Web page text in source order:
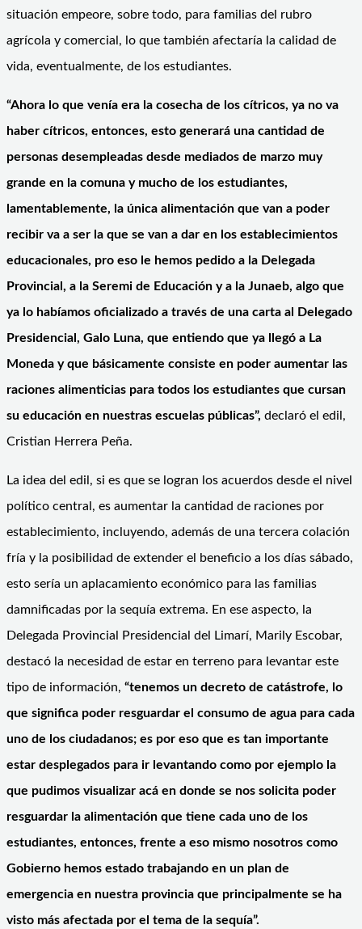
situación empeore, sobre todo, para familias del rubro
agrícola y comercial, lo que también afectaría la calidad de
vida, eventualmente, de los estudiantes.
“Ahora lo que venía era la cosecha de los cítricos, ya no va
haber cítricos, entonces, esto generará una cantidad de
personas desempleadas desde mediados de marzo muy
grande en la comuna y mucho de los estudiantes,
lamentablemente, la única alimentación que van a poder
recibir va a ser la que se van a dar en los establecimientos
educacionales, pro eso le hemos pedido a la Delegada
Provincial, a la Seremi de Educación y a la Junaeb, algo que
ya lo habíamos oficializado a través de una carta al Delegado
Presidencial, Galo Luna, que entiendo que ya llegó a La
Moneda y que básicamente consiste en poder aumentar las
raciones alimenticias para todos los estudiantes que cursan
su educación en nuestras escuelas públicas”, declaró el edil,
Cristian Herrera Peña.
La idea del edil, si es que se logran los acuerdos desde el nivel
político central, es aumentar la cantidad de raciones por
establecimiento, incluyendo, además de una tercera colación
fría y la posibilidad de extender el beneficio a los días sábado,
esto sería un aplacamiento económico para las familias
damnificadas por la sequía extrema. En ese aspecto, la
Delegada Provincial Presidencial del Limarí, Marily Escobar,
destacó la necesidad de estar en terreno para levantar este
tipo de información, “tenemos un decreto de catástrofe, lo
que significa poder resguardar el consumo de agua para cada
uno de los ciudadanos; es por eso que es tan importante
estar desplegados para ir levantando como por ejemplo la
que pudimos visualizar acá en donde se nos solicita poder
resguardar la alimentación que tiene cada uno de los
estudiantes, entonces, frente a eso mismo nosotros como
Gobierno hemos estado trabajando en un plan de
emergencia en nuestra provincia que principalmente se ha
visto más afectada por el tema de la sequía”.